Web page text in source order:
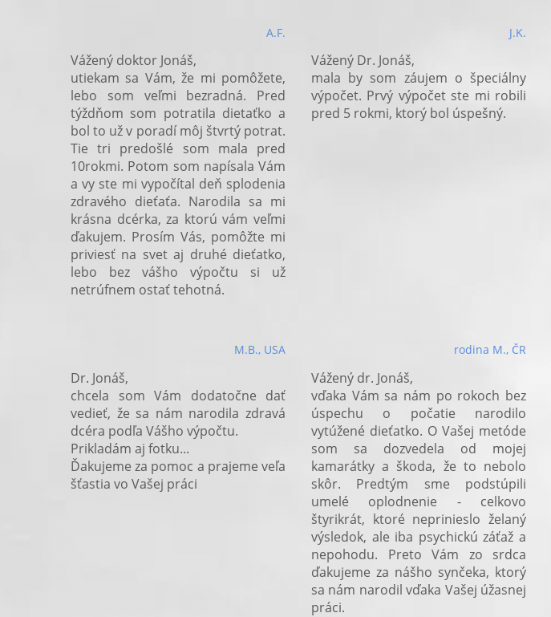
A.F.
Vážený doktor Jonáš,
utiekam sa Vám, že mi pomôžete,
lebo som veľmi bezradná. Pred
týždňom som potratila dietaťko a
bol to už v poradí môj štvrtý potrat.
Tie tri predošlé som mala pred
10rokmi. Potom som napísala Vám
a vy ste mi vypočítal deň splodenia
zdravého dieťaťa. Narodila sa mi
krásna dcérka, za ktorú vám veľmi
ďakujem. Prosím Vás, pomôžte mi
priviesť na svet aj druhé dieťatko,
lebo bez vášho výpočtu si už
netrúfnem ostať tehotná.
J.K.
Vážený Dr. Jonáš,
mala by som záujem o špeciálny
výpočet. Prvý výpočet ste mi robili
pred 5 rokmi, ktorý bol úspešný.
M.B., USA
Dr. Jonáš,
chcela som Vám dodatočne dať
vedieť, že sa nám narodila zdravá
dcéra podľa Vášho výpočtu.
Prikladám aj fotku...
Ďakujeme za pomoc a prajeme veľa
šťastia vo Vašej práci
rodina M., ČR
Vážený dr. Jonáš,
vďaka Vám sa nám po rokoch bez
úspechu o počatie narodilo
vytúžené dieťatko. O Vašej metóde
som sa dozvedela od mojej
kamarátky a škoda, že to nebolo
skôr. Predtým sme podstúpili
umelé oplodnenie - celkovo
štyrikrát, ktoré neprinieslo želaný
výsledok, ale iba psychickú záťaž a
nepohodu. Preto Vám zo srdca
ďakujeme za nášho synčeka, ktorý
sa nám narodil vďaka Vašej úžasnej
práci.